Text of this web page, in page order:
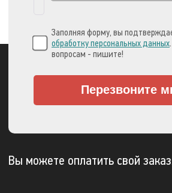
Заполняя форму, вы
обработку персональных данных
вопросам - пишите!
Перезвоните
Вы можете оплатить свой